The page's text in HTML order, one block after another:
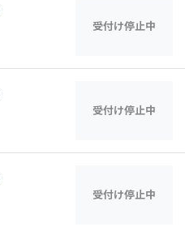
受付け停止中
受付け停止中
受付け停止中